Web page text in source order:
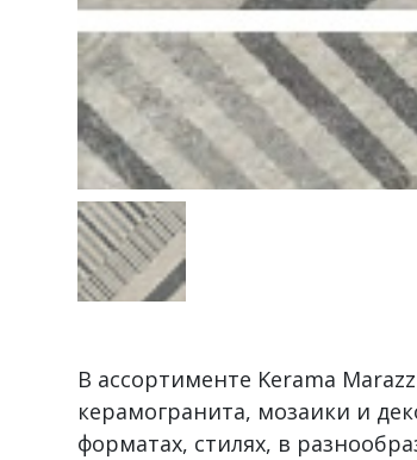
В ассортименте Kerama
керамогранита, мозаики и
форматах, стилях, в